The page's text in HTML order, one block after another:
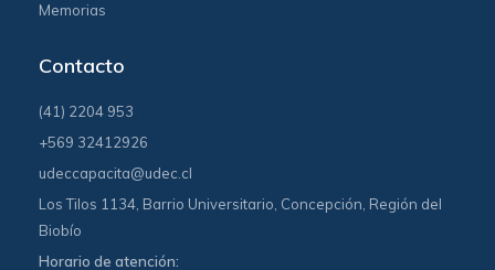
Memorias
Contacto
(41) 2204 953
+569 32412926
udeccapacita@udec.cl
Los Tilos 1134, Barrio Universitario, Concepción, Región del
Biobío
Horario de atención: